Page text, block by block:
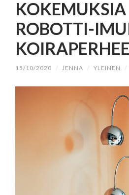
KOKEMUKSIA
ROBOTTI-
15/10/2020 / JENNA / YLEINEN /